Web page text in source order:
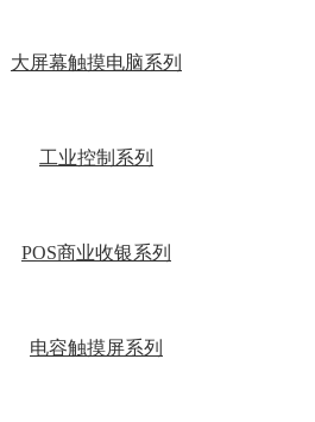
大屏幕触摸电脑系列
工业控制系列
POS商业收银系列
电容触摸屏系列